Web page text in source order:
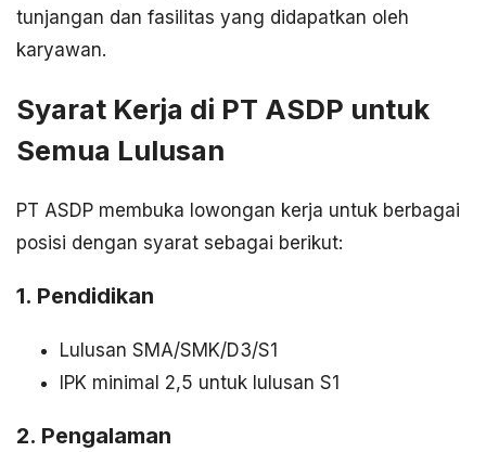
tunjangan dan fasilitas yang didapatkan oleh
karyawan.
Syarat Kerja di PT ASDP untuk
Semua Lulusan
PT ASDP membuka lowongan kerja untuk berbagai
posisi dengan syarat sebagai berikut:
1. Pendidikan
Lulusan SMA/SMK/D3/S1
IPK minimal 2,5 untuk lulusan S1
2. Pengalaman